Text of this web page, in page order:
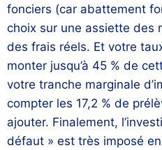
fonciers (car abattement
choix sur une assiette des
des frais réels. Et votre
monter jusqu’à 45 % de
votre tranche marginale
compter les 17,2 % de
ajouter. Finalement,
défaut » est très imposé